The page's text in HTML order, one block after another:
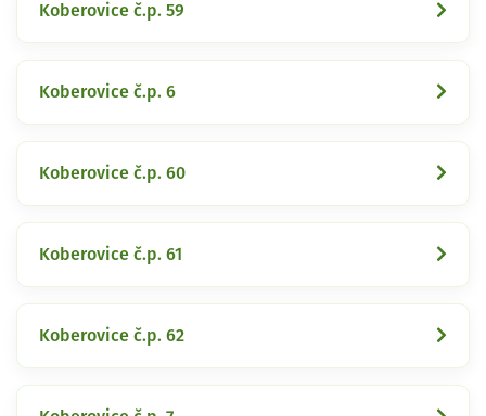
Koberovice č.p. 59
Koberovice č.p. 6
Koberovice č.p. 60
Koberovice č.p. 61
Koberovice č.p. 62